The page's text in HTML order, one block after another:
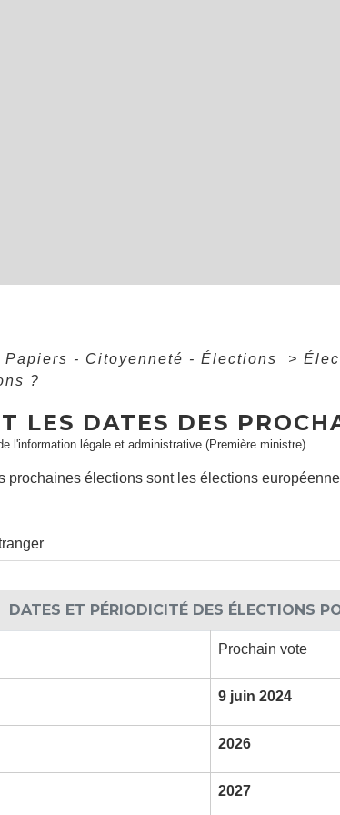
Papiers - Citoyenneté - Élections >
?
LES DATES DES
l'information légale et administrative (Première ministre)
prochaines élections sont les élections
DATES ET PÉRIODICITÉ DES ÉLECTIONS
Prochain vote
9 juin 2024
2026
2027